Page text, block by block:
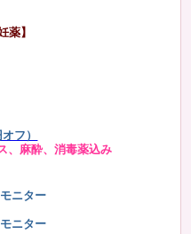
薬】
フ）
、麻酔、消毒薬込み
ニター
ニター